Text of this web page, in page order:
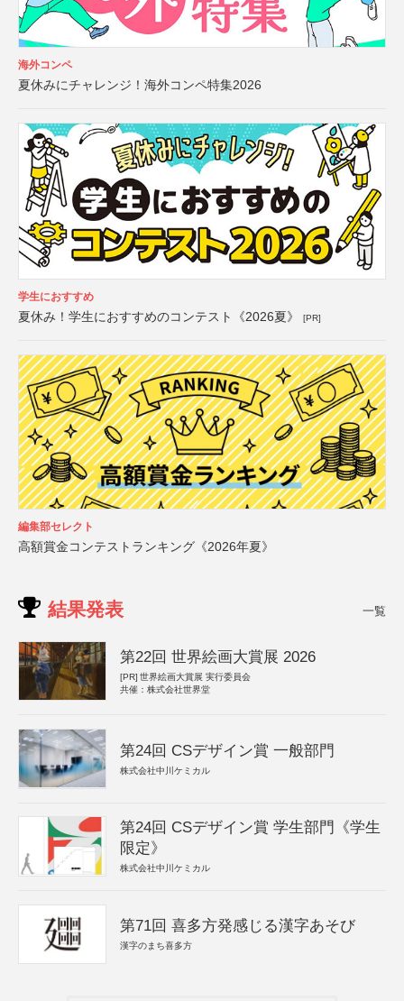
海外コンペ
夏休みにチャレンジ！海外コンペ特集2026
学生におすすめ
夏休み！学生におすすめのコンテスト《2026夏》 [PR]
編集部セレクト
高額賞金コンテストランキング《2026年夏》
結果発表 一覧
第22回 世界絵画大賞展 2026
[PR] 世界絵画大賞展 実行委員会
共催：株式会社世界堂
第24回 CSデザイン賞 一般部門
株式会社中川ケミカル
第24回 CSデザイン賞 学生部門《学生
限定》
株式会社中川ケミカル
第71回 喜多方発感じる漢字あそび
漢字のまち喜多方